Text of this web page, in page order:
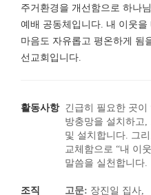
주거환경을 개선함으로 하나
예배 공동체입니다. 내 이웃을
마음도 자유롭고 평온하게 됨
선교회입니다.
활동사항
긴급히 필요한 곳이
방충망을 설치하고
및 설치합니다. 그
교체함으로 “내 이
말씀을 실천합니다.
조직 고문: 장진일 집사,